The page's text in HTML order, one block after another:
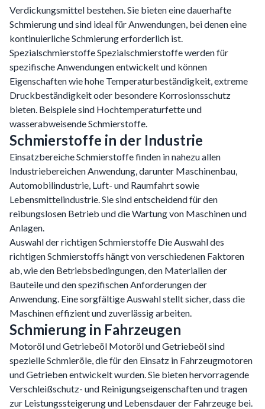
Verdickungsmittel bestehen. Sie bieten eine dauerhafte
Schmierung und sind ideal für Anwendungen, bei denen eine
kontinuierliche Schmierung erforderlich ist.
Spezialschmierstoffe Spezialschmierstoffe werden für
spezifische Anwendungen entwickelt und können
Eigenschaften wie hohe Temperaturbeständigkeit, extreme
Druckbeständigkeit oder besondere Korrosionsschutz
bieten. Beispiele sind Hochtemperaturfette und
wasserabweisende Schmierstoffe.
Schmierstoffe in der Industrie
Einsatzbereiche Schmierstoffe finden in nahezu allen
Industriebereichen Anwendung, darunter Maschinenbau,
Automobilindustrie, Luft- und Raumfahrt sowie
Lebensmittelindustrie. Sie sind entscheidend für den
reibungslosen Betrieb und die Wartung von Maschinen und
Anlagen.
Auswahl der richtigen Schmierstoffe Die Auswahl des
richtigen Schmierstoffs hängt von verschiedenen Faktoren
ab, wie den Betriebsbedingungen, den Materialien der
Bauteile und den spezifischen Anforderungen der
Anwendung. Eine sorgfältige Auswahl stellt sicher, dass die
Maschinen effizient und zuverlässig arbeiten.
Schmierung in Fahrzeugen
Motoröl und Getriebeöl Motoröl und Getriebeöl sind
spezielle Schmieröle, die für den Einsatz in Fahrzeugmotoren
und Getrieben entwickelt wurden. Sie bieten hervorragende
Verschleißschutz- und Reinigungseigenschaften und tragen
zur Leistungssteigerung und Lebensdauer der Fahrzeuge bei.